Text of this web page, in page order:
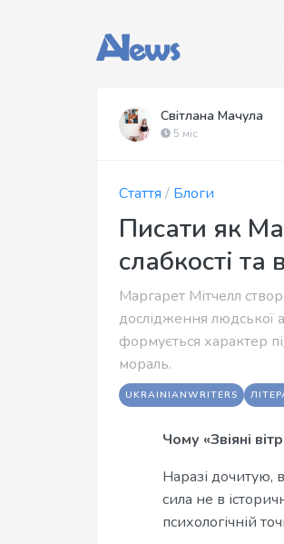
Світлана Мачула
5 міс
Стаття / Блоги
Писати як
слабкості
Маргарет Мітчелл
дослідження людської
формується характер
мораль.
UKRAINIANWRITERS
Чому «Звіяні
Наразі дочитую,
сила не в
психологічній